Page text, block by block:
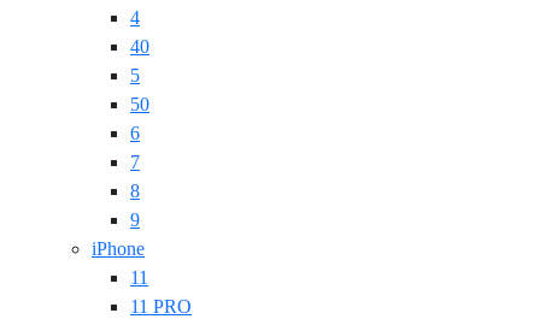
4
40
5
50
6
7
8
9
iPhone
11
11 PRO